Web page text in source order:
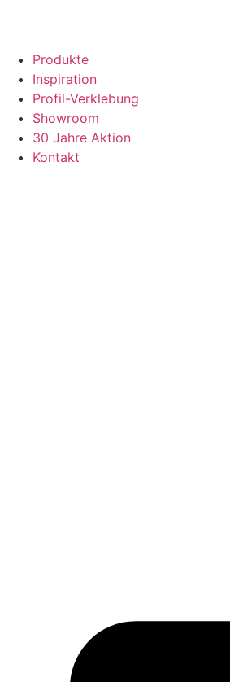
Produkte
Inspiration
Profil-Verklebung
Showroom
30 Jahre Aktion
Kontakt